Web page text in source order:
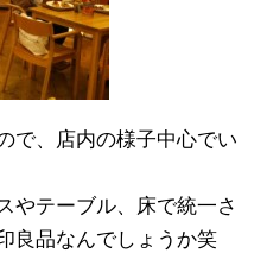
で、店内の様子中心でい
やテーブル、床で統一さ
良品なんでしょうか笑